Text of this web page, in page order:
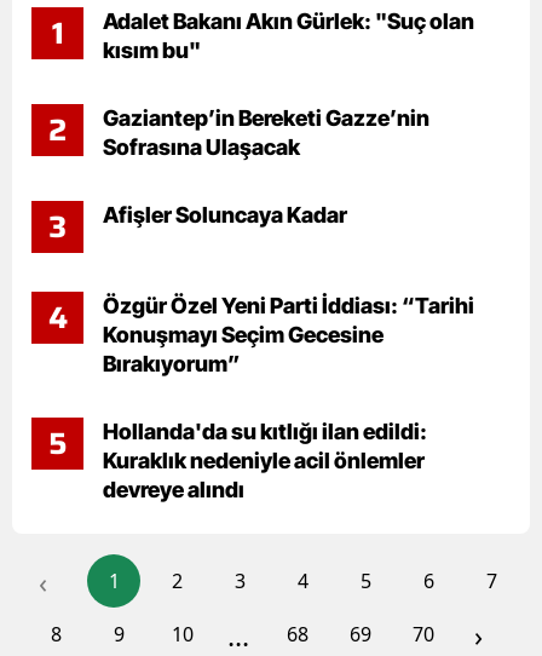
1
Adalet Bakanı Akın Gürlek: "Suç olan
kısım bu"
2
Gaziantep’in Bereketi Gazze’nin
Sofrasına Ulaşacak
3 Afişler Soluncaya Kadar
4
Özgür Özel Yeni Parti İddiası: “Tarihi
Konuşmayı Seçim Gecesine
Bırakıyorum”
5
Hollanda'da su kıtlığı ilan edildi:
Kuraklık nedeniyle acil önlemler
devreye alındı
‹ 1 2 3 4 5 6
7
8
9 10 ... 68 69 70 ›